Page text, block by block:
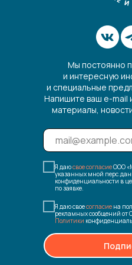
Мы постоянно
и интересную
и специальные
Напишите ваш e-mail
материалы,
Я даюсвое согласиеООО
указанных мной
конфиденциальности в
по заявке.
Я даю своесогласие на
рекламных сообщений от
Политики